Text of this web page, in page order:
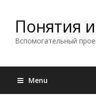
Понятия
Вспомогательный
Menu